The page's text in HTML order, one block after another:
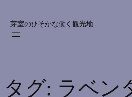
芽室のひそかな働く観光地
タグ: ラベン